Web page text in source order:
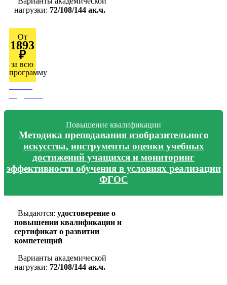
нагрузки: 72/108/144 ак.ч.
От
1893
₽
за всю
программу
Повышение квалификации
Методика преподавания изобразительного
искусства, инструменты оценки учебных
достижений учащихся и мониторинг
эффективности обучения в условиях реализации
ФГОС
Выдаются: удостоверение о
повышении квалификации и
сертификат о развитии
компетенций
Варианты академической
нагрузки: 72/108/144 ак.ч.